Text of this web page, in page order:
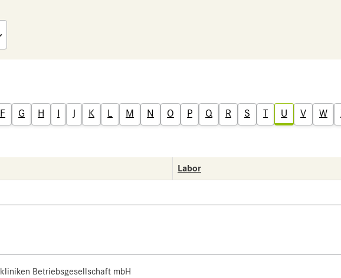
F G H I J K L M N O P Q R S T U V W
Labor
Betriebsgesellschaft mbH